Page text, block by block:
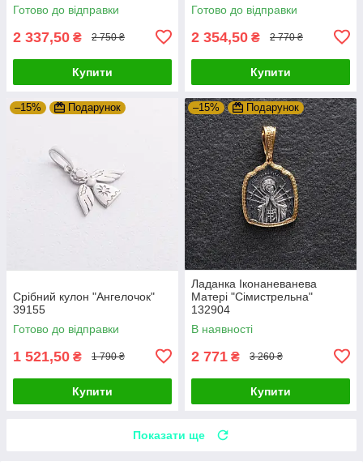
Готово до відправки
2 337,50 ₴ 2 750 ₴
Купити
Готово до відправки
2 354,50 ₴ 2 770 ₴
Купити
–15% Подарунок
Срібний кулон "Ангелочок"
39155
Готово до відправки
1 521,50 ₴ 1 790 ₴
Купити
–15% Подарунок
Ладанка Іконаневанева
Матері "Сімистрельна"
132904
В наявності
2 771 ₴ 3 260 ₴
Купити
Показати ще